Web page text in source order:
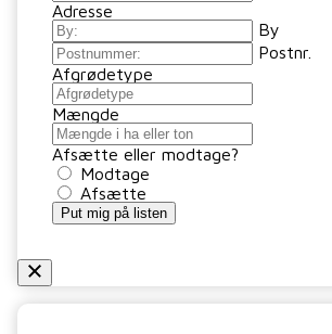
Adresse
By
Postnr.
Afgrødetype
Mængde
Afsætte eller modtage?
Modtage
Afsætte
Put mig på listen